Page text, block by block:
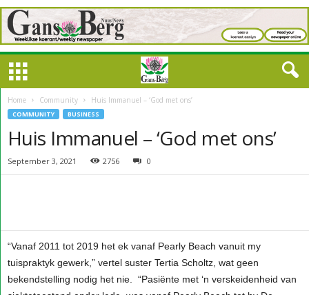
Home Community Huis Immanuel – ‘God met ons’
COMMUNITY BUSINESS
Huis Immanuel – ‘God met ons’
September 3, 2021 2756 0
“Vanaf 2011 tot 2019 het ek vanaf Pearly Beach vanuit my
tuispraktyk gewerk,” vertel suster Tertia Scholtz, wat geen
bekendstelling nodig het nie. “Pasiënte met ‘n verskeidenheid van